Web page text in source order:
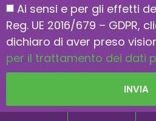
Ai sensi e per gli effetti
Reg. UE 2016/679 – GDPR,
dichiaro di aver preso
per il trattamento dei dati
INVIA